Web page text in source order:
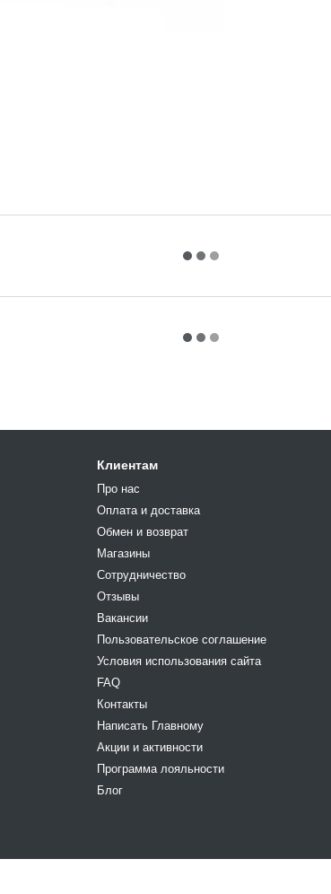
Клиентам
Про нас
Оплата и доставка
Обмен и возврат
Магазины
Сотрудничество
Отзывы
Вакансии
Пользовательское соглашение
Условия использования сайта
FAQ
Контакты
Написать Главному
Акции и активности
Программа лояльности
Блог